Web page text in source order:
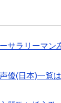
サラリーマン
優(日本)一覧